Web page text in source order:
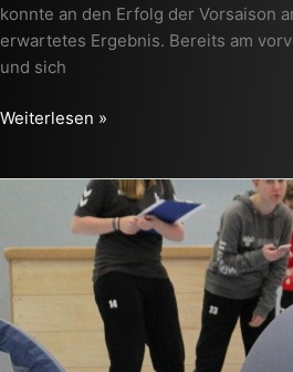
konnte an den Erfolg der Vorsaison
erwartetes Ergebnis. Bereits am
und sich
Weiterlesen »
Nettelstedt
erneut
vielseitigste
Mannschaft
im